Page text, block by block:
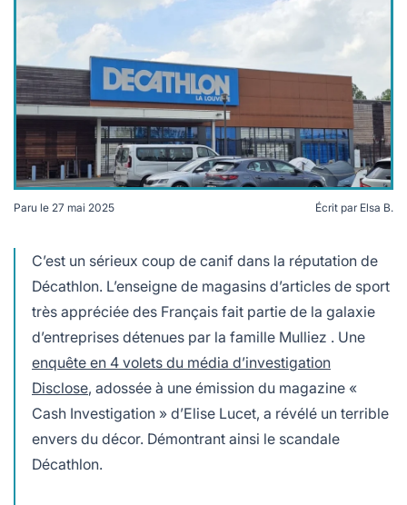
4.0Emilius123
Paru le 27 mai 2025 Écrit par Elsa B.
C’est un sérieux coup de canif dans la réputation de
Décathlon. L’enseigne de magasins d’articles de sport
très appréciée des Français fait partie de la galaxie
d’entreprises détenues par la famille Mulliez . Une
enquête en 4 volets du média d’investigation
Disclose, adossée à une émission du magazine «
Cash Investigation » d’Elise Lucet, a révélé un terrible
envers du décor. Démontrant ainsi le scandale
Décathlon.